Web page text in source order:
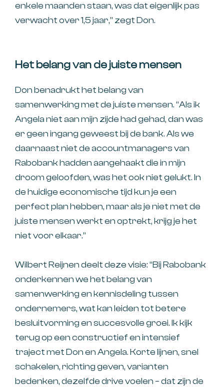
enkele maanden staan, was dat eigenlijk pas
verwacht over 1,5 jaar,” zegt Don.
Het belang van de juiste mensen
Don benadrukt het belang van
samenwerking met de juiste mensen. “Als ik
Angela niet aan mijn zijde had gehad, dan was
er geen ingang geweest bij de bank. Als we
daarnaast niet de accountmanagers van
Rabobank hadden aangehaakt die in mijn
droom geloofden, was het ook niet gelukt. In
de huidige economische tijd kun je een
perfect plan hebben, maar als je niet met de
juiste mensen werkt en optrekt, krijg je het
niet voor elkaar.”
Wilbert Reijnen deelt deze visie: “Bij Rabobank
onderkennen we het belang van
samenwerking en kennisdeling tussen
ondernemers, wat kan leiden tot betere
besluitvorming en succesvolle groei. Ik kijk
terug op een constructief en intensief
traject met Don en Angela. Korte lijnen, snel
schakelen, richting geven, varianten
bedenken, dezelfde drive voelen – dat zijn de